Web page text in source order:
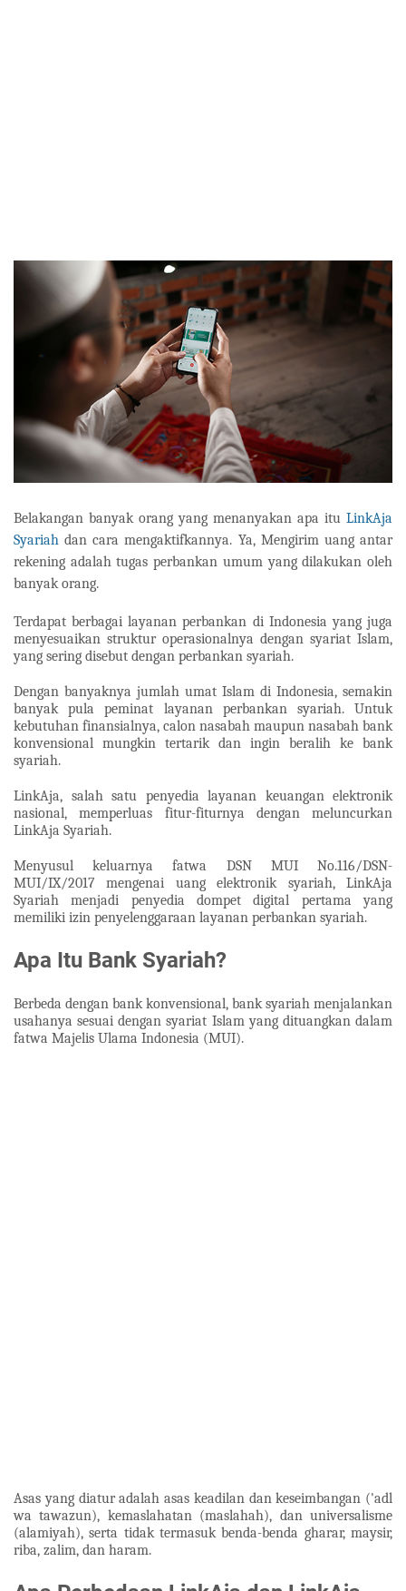
Belakangan banyak orang yang menanyakan apa itu LinkAja
Syariah dan cara mengaktifkannya. Ya, Mengirim uang antar
rekening adalah tugas perbankan umum yang dilakukan oleh
banyak orang.
Terdapat berbagai layanan perbankan di Indonesia yang juga
menyesuaikan struktur operasionalnya dengan syariat Islam,
yang sering disebut dengan perbankan syariah.
Dengan banyaknya jumlah umat Islam di Indonesia, semakin
banyak pula peminat layanan perbankan syariah. Untuk
kebutuhan finansialnya, calon nasabah maupun nasabah bank
konvensional mungkin tertarik dan ingin beralih ke bank
syariah.
LinkAja, salah satu penyedia layanan keuangan elektronik
nasional, memperluas fitur-fiturnya dengan meluncurkan
LinkAja Syariah.
Menyusul keluarnya fatwa DSN MUI No.116/DSN-
MUI/IX/2017 mengenai uang elektronik syariah, LinkAja
Syariah menjadi penyedia dompet digital pertama yang
memiliki izin penyelenggaraan layanan perbankan syariah.
Apa Itu Bank Syariah?
Berbeda dengan bank konvensional, bank syariah menjalankan
usahanya sesuai dengan syariat Islam yang dituangkan dalam
fatwa Majelis Ulama Indonesia (MUI).
Asas yang diatur adalah asas keadilan dan keseimbangan ('adl
wa tawazun), kemaslahatan (maslahah), dan universalisme
(alamiyah), serta tidak termasuk benda-benda gharar, maysir,
riba, zalim, dan haram.